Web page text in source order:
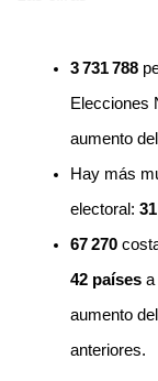
3 731 788
Elecciones
aumento
Hay más
electoral: 31
67 270
42 países a
aumento
anteriores.